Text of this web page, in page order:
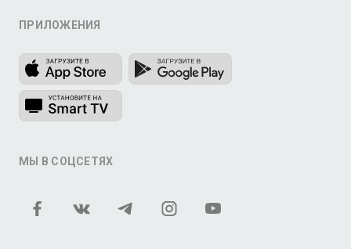
ПРИЛОЖЕНИЯ
МЫ В СОЦСЕТЯХ